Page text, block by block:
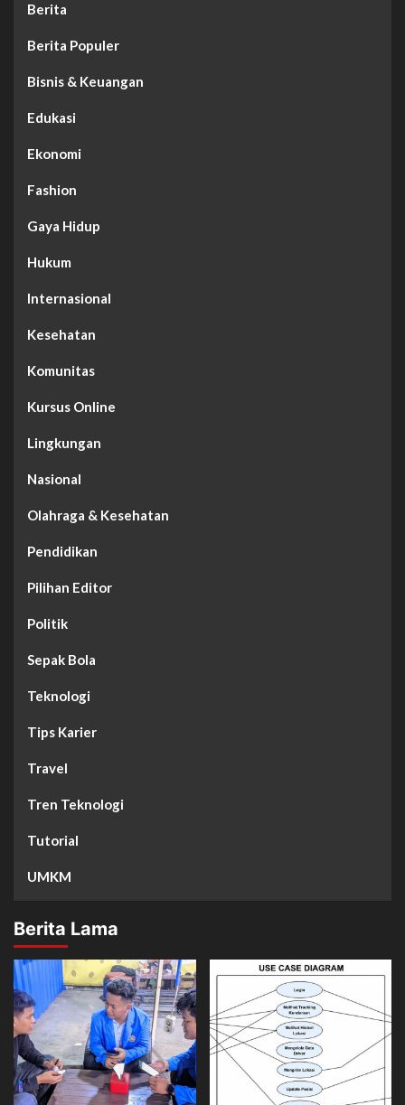
Berita
Berita Populer
Bisnis & Keuangan
Edukasi
Ekonomi
Fashion
Gaya Hidup
Hukum
Internasional
Kesehatan
Komunitas
Kursus Online
Lingkungan
Nasional
Olahraga & Kesehatan
Pendidikan
Pilihan Editor
Politik
Sepak Bola
Teknologi
Tips Karier
Travel
Tren Teknologi
Tutorial
UMKM
Berita Lama